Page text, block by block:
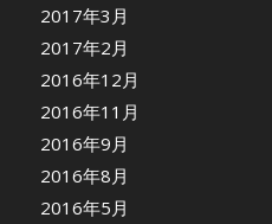
2017年3月
2017年2月
2016年12月
2016年11月
2016年9月
2016年8月
2016年5月